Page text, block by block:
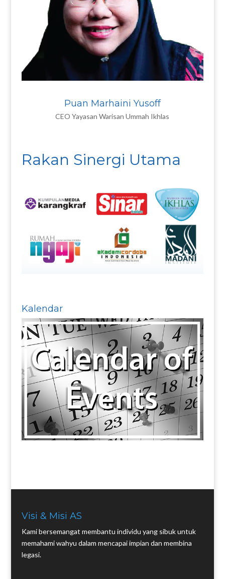
Puan Marhaini Yusoff
CEO Yayasan Warisan Ummah Ikhlas
Rakan Sinergi Utama
Kalendar
Visi & Misi AS
Kami bersemangat membantu individu yang sibuk untuk
memahami wahyu dalam mencapai impian dan membina
legasi.